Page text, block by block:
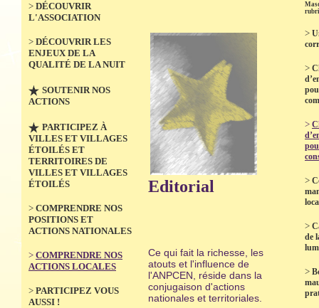
> DÉCOUVRIR
L'ASSOCIATION
> DÉCOUVRIR LES
ENJEUX DE LA
QUALITÉ DE LA NUIT
SOUTENIR NOS
ACTIONS
PARTICIPEZ À
VILLES ET VILLAGES
ÉTOILÉS ET
TERRITOIRES DE
VILLES ET VILLAGES
ÉTOILÉS
> COMPRENDRE NOS
POSITIONS ET
ACTIONS NATIONALES
> COMPRENDRE NOS
ACTIONS LOCALES
> PARTICIPEZ VOUS
AUSSI !
Editorial
Ce qui fait la richesse, les
atouts et l'influence de
l'ANPCEN, réside dans la
conjugaison d'actions
nationales et territoriales.
>
>
>
>
>
de
>